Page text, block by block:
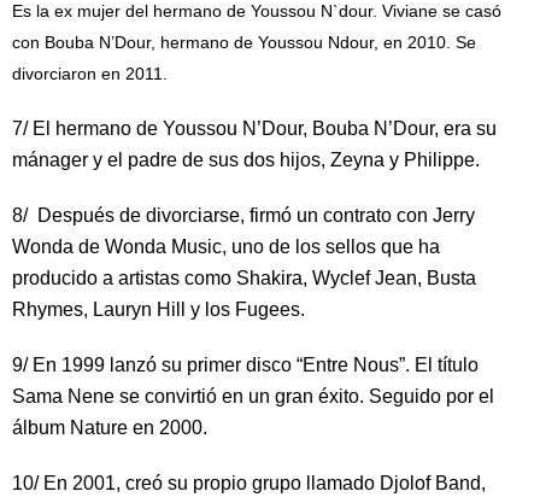
Es la ex mujer del hermano de Youssou N`dour. Viviane se casó
con Bouba N’Dour, hermano de Youssou Ndour, en 2010. Se
divorciaron en 2011.
7/ El hermano de Youssou N’Dour, Bouba N’Dour, era su
mánager y el padre de sus dos hijos, Zeyna y Philippe.
8/ Después de divorciarse, firmó un contrato con Jerry
Wonda de Wonda Music, uno de los sellos que ha
producido a artistas como Shakira, Wyclef Jean, Busta
Rhymes, Lauryn Hill y los Fugees.
9/ En 1999 lanzó su primer disco “Entre Nous”. El título
Sama Nene se convirtió en un gran éxito. Seguido por el
álbum Nature en 2000.
10/ En 2001, creó su propio grupo llamado Djolof Band,